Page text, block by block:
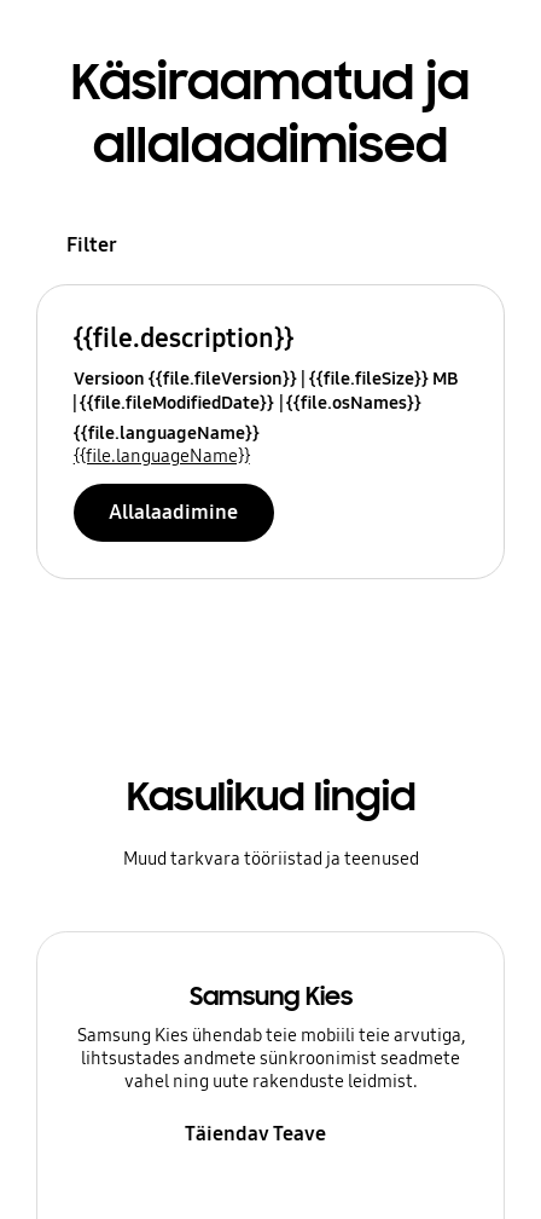
Käsiraamatud ja
allalaadimised
Filter
{{file.description}}
Versioon {{file.fileVersion}} {{file.fileSize}} MB
{{file.fileModifiedDate}} {{file.osNames}}
{{file.languageName}}
{{file.languageName}}
Allalaadimine
Kasulikud lingid
Muud tarkvara tööriistad ja teenused
Samsung Kies
Samsung Kies ühendab teie mobiili teie arvutiga,
lihtsustades andmete sünkroonimist seadmete
vahel ning uute rakenduste leidmist.
Täiendav Teave